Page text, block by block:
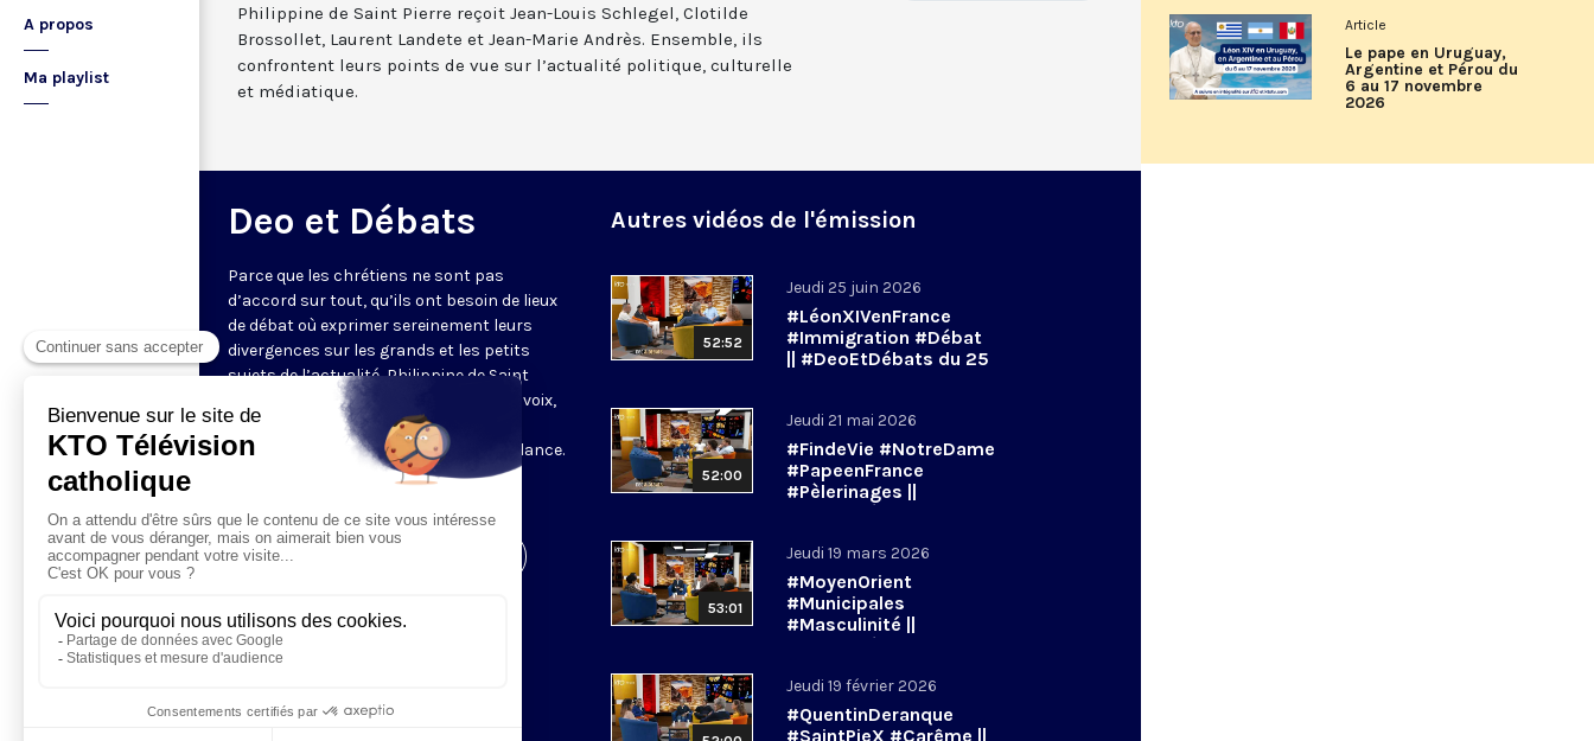
A propos
Ma playlist
Philippine de Saint Pierre reçoit Jean-Louis Schlegel, Clotilde
Brossollet, Laurent Landete et Jean-Marie Andrès. Ensemble, ils
confrontent leurs points de vue sur l’actualité politique, culturelle
et médiatique.
Deo et Débats
Parce que les chrétiens ne sont pas
d’accord sur tout, qu’ils ont besoin de lieux
de débat où exprimer sereinement leurs
divergences sur les grands et les petits
sujets de l’actualité, Philippine de Saint
Pierre réunit chaque fois quatre à cinq voix,
fortes et libres. Ils confrontent
leur analyse avec franchise et bienveillance.
Animé par Philippine de Saint Pierre.
Visiter la page de l'émission
Autres vidéos de l'émission
52:52
Jeudi 25 juin 2026
#LéonXIVenFrance
#Immigration #Débat
|| #DeoEtDébats du 25
52:00
Jeudi 21 mai 2026
#FindeVie #NotreDame
#PapeenFrance
#Pèlerinages ||
#DeoEtDébats du 21
53:01
Jeudi 19 mars 2026
#MoyenOrient
#Municipales
#Masculinité ||
#DeoetDébats du 19
Jeudi 19 février 2026
#QuentinDeranque
#SaintPieX #Carême ||
Article
Le pape en Uruguay,
Argentine et Pérou du
6 au 17 novembre
2026